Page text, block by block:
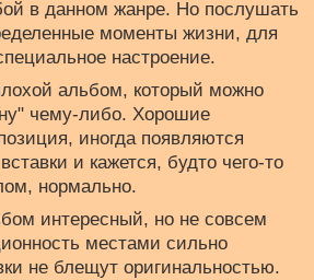
в данном жанре. Но послушать
моменты жизни, для
настроение.
альбом, который можно
чему-либо. Хорошие
иногда появляются
и кажется, будто чего-то
нормально.
интересный, но не совсем
местами сильно
не блещут оригинальностью.